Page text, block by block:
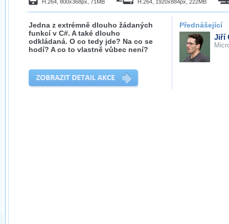
H.264, 800x368px, 71MB H.264, 1920x884px, 222MB
Jedna z extrémně dlouho žádaných
funkcí v C#. A také dlouho
odkládaná. O co tedy jde? Na co se
hodí? A co to vlastně vůbec není?
Přednášející
Jiří